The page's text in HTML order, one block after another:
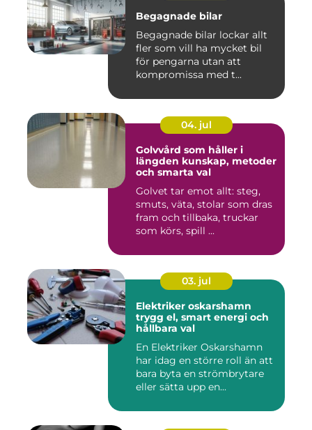
Begagnade bilar
Begagnade bilar lockar allt
fler som vill ha mycket bil
för pengarna utan att
kompromissa med t...
04. jul
Golvvård som håller i
längden kunskap, metoder
och smarta val
Golvet tar emot allt: steg,
smuts, väta, stolar som dras
fram och tillbaka, truckar
som körs, spill ...
03. jul
Elektriker oskarshamn
trygg el, smart energi och
hållbara val
En Elektriker Oskarshamn
har idag en större roll än att
bara byta en strömbrytare
eller sätta upp en...